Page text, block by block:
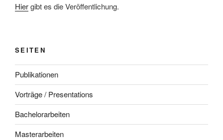
Hiergibt es die Veröffentlichung.
SEITEN
Publikationen
Vorträge / Presentations
Bachelorarbeiten
Masterarbeiten